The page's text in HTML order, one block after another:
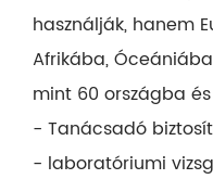
használják, hanem
Afrikába,
mint 60 országba
- Tanácsadó
- laboratóriumi